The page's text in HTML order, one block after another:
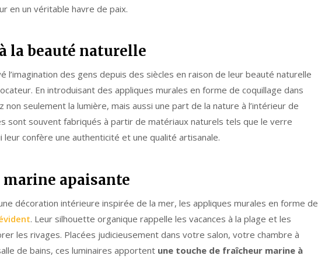
en un véritable havre de paix.
la beauté naturelle
l’imagination des gens depuis des siècles en raison de leur beauté naturelle
En introduisant des appliques murales en forme de coquillage dans
seulement la lumière, mais aussi une part de la nature à l’intérieur de
sont souvent fabriqués à partir de matériaux naturels tels que le verre
leur confère une authenticité et une qualité artisanale.
marine apaisante
décoration intérieure inspirée de la mer, les appliques murales en forme de
. Leur silhouette organique rappelle les vacances à la plage et les
les rivages. Placées judicieusement dans votre salon, votre chambre à
de bains, ces luminaires apportent une touche de fraîcheur marine à